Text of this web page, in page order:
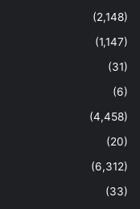
(2,148)
(1,147)
(31)
(6)
(4,458)
(20)
(6,312)
(33)